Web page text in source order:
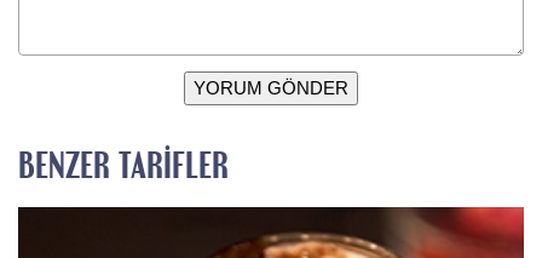
YORUM GÖNDER
BENZER TARIFLER